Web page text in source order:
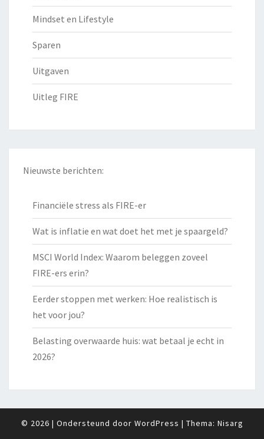
Mindset en Lifestyle
Sparen
Uitgaven
Uitleg FIRE
Nieuwste berichten:
Financiële stress als FIRE-er
Wat is inflatie en wat doet het met je spaargeld?
MSCI World Index: Waarom beleggen zoveel
FIRE-ers erin?
Eerder stoppen met werken: Hoe realistisch is
het voor jou?
Belasting overwaarde huis: wat betaal je echt in
2026?
© 2026 | Ondersteund door WordPress | Thema: Nisarg